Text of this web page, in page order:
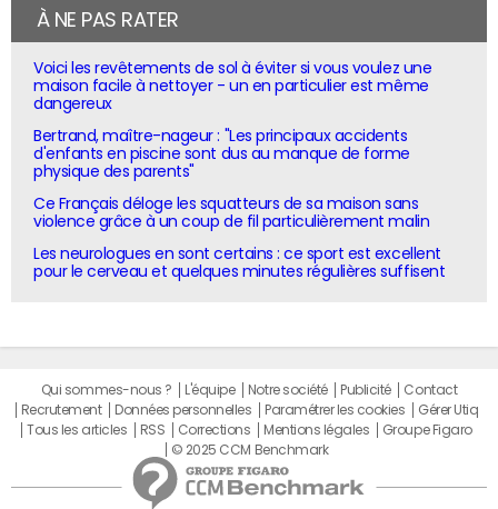
À NE PAS RATER
Voici les revêtements de sol à éviter si vous voulez une
maison facile à nettoyer - un en particulier est même
dangereux
Bertrand, maître-nageur : "Les principaux accidents
d'enfants en piscine sont dus au manque de forme
physique des parents"
Ce Français déloge les squatteurs de sa maison sans
violence grâce à un coup de fil particulièrement malin
Les neurologues en sont certains : ce sport est excellent
pour le cerveau et quelques minutes régulières suffisent
Qui sommes-nous ? L'équipe Notre société Publicité
Contact
Recrutement
Données personnelles Paramétrer les cookies
Gérer Utiq
Tous les articles
RSS Corrections Mentions légales
Groupe Figaro
© 2025 CCM Benchmark